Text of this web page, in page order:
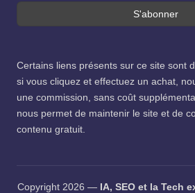
Certains liens présents sur ce site sont
si vous cliquez et effectuez un achat,
une commission, sans coût
nous permet de maintenir le site et de
contenu gratuit.
Copyright 2026 — IA, SEO et la Tech